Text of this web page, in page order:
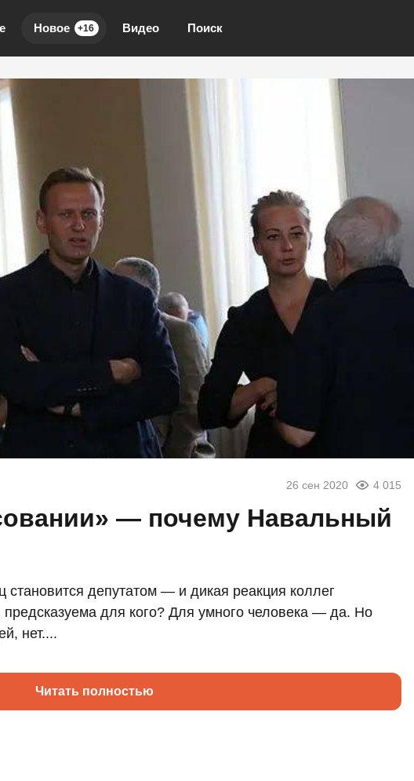
Новое +16 Видео Поиск
26 сен 2020 4 015
— почему Навальный
становится депутатом — и дикая реакция коллег
для кого? Для умного человека — да. Но
нет....
Читать полностью